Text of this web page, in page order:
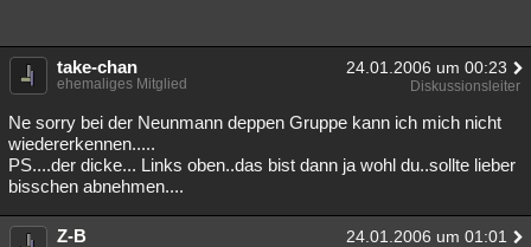
take-chan 24.01.2006 um 00:23
ehemaliges Mitglied Diskussionsleiter
Ne sorry bei der Neunmann deppen Gruppe kann ich mich nicht
wiedererkennen.....
PS....der dicke... Links oben..das bist dann ja wohl du..sollte lieber
bisschen abnehmen....
Z-B 24.01.2006 um 01:01